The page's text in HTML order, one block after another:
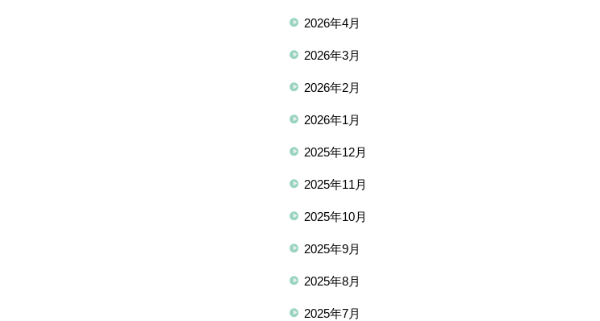
2026年4月
2026年3月
2026年2月
2026年1月
2025年12月
2025年11月
2025年10月
2025年9月
2025年8月
2025年7月